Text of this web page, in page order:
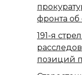
фронта об
191-я
позиций